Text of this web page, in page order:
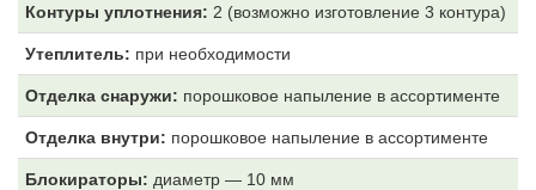
Контуры уплотнения: 2 (возможно изготовление 3 контура)
Утеплитель: при необходимости
Отделка снаружи: порошковое напыление в ассортименте
Отделка внутри: порошковое напыление в ассортименте
Блокираторы: диаметр — 10 мм